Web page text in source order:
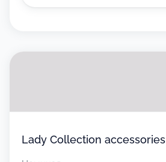
Lady Collection accessories